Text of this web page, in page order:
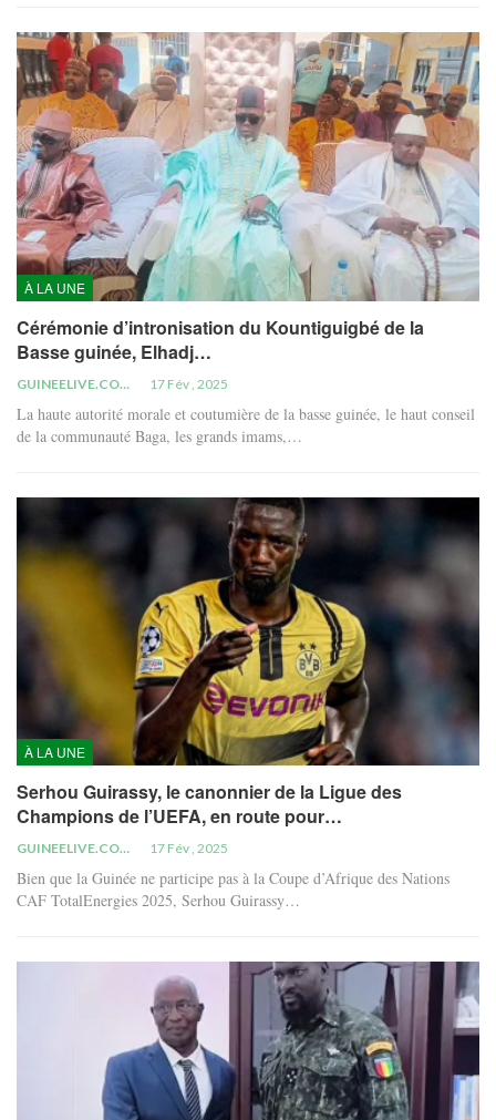
À LA UNE
Cérémonie d’intronisation du Kountiguigbé de la
Basse guinée, Elhadj…
GUINEELIVE.COM 17 Fév , 2025
La haute autorité morale et coutumière de la basse guinée, le haut conseil
de la communauté Baga, les grands imams,…
À LA UNE
Serhou Guirassy, le canonnier de la Ligue des
Champions de l’UEFA, en route pour…
GUINEELIVE.COM 17 Fév , 2025
Bien que la Guinée ne participe pas à la Coupe d’Afrique des Nations
CAF TotalEnergies 2025, Serhou Guirassy…